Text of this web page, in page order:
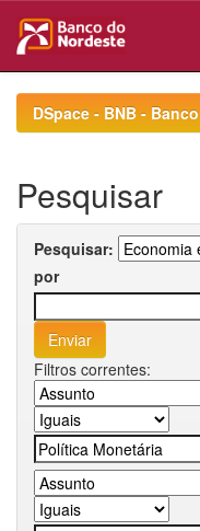
navigationDSpace - BNB -
Pesquisar
Pesquisar:
por
Filtros correntes: